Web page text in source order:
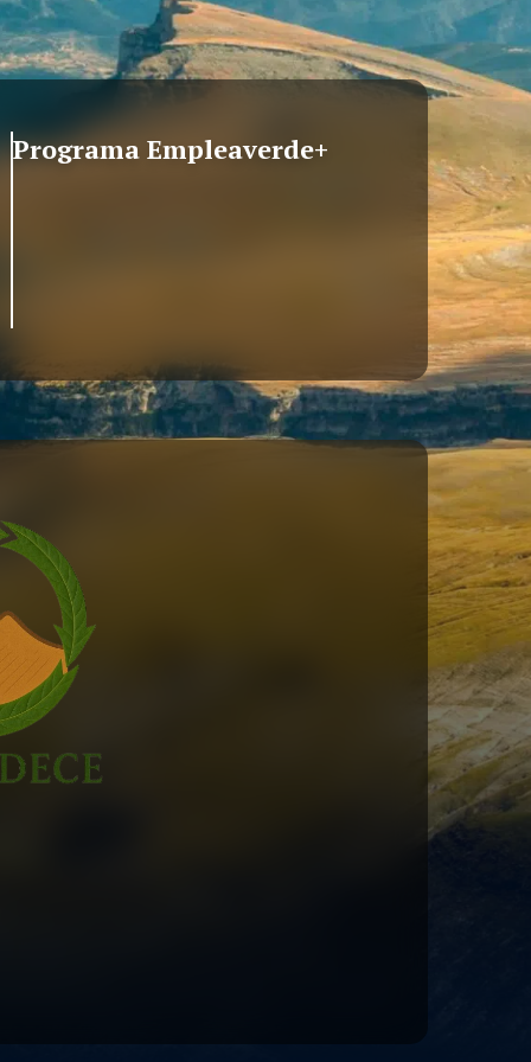
Programa Empleaverde+